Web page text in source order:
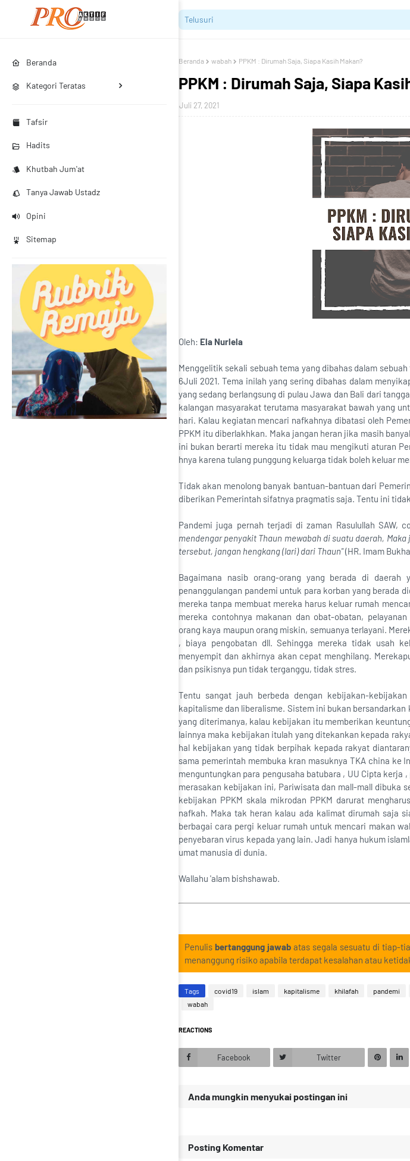
Beranda
Kategori Teratas
Tafsir
Hadits
Khutbah Jum'at
Tanya Jawab Ustadz
Opini
Sitemap
Beranda wabah PPKM : Dirumah Saja, Siapa Kasih Makan?
PPKM : Dirumah Saja, Siapa
Juli 27, 2021
Oleh: Ela Nurlela
Menggelitik sekali sebuah tema yang dibahas dalam
6Juli 2021. Tema inilah yang sering dibahas dalam
yang sedang berlangsung di pulau Jawa dan Bali dari
kalangan masyarakat terutama masyarakat bawah yang
hari. Kalau kegiatan mencari nafkahnya dibatasi oleh
PPKM itu diberlakhkan. Maka jangan heran jika masih
ini bukan berarti mereka itu tidak mau mengikuti aturan
hnya karena tulang punggung keluarga tidak boleh keluar
Tidak akan menolong banyak bantuan-bantuan dari
diberikan Pemerintah sifatnya pragmatis saja. Tentu ini
Pandemi juga pernah terjadi di zaman Rasulullah SAW,
mendengar penyakit Thaun mewabah di suatu daerah,
tersebut, jangan hengkang (lari) dari Thaun"(HR. Imam
Bagaimana nasib orang-orang yang berada di
penanggulangan pandemi untuk para korban yang berada
mereka tanpa membuat mereka harus keluar rumah
mereka contohnya makanan dan obat-obatan,
orang kaya maupun orang miskin, semuanya terlayani.
, biaya pengobatan dll. Sehingga mereka tidak usah
menyempit dan akhirnya akan cepat menghilang.
dan psikisnya pun tidak terganggu, tidak stres.
Tentu sangat jauh berbeda dengan kebijakan-
kapitalisme dan liberalisme. Sistem ini bukan
yang diterimanya, kalau kebijakan itu memberikan
lainnya maka kebijakan itulah yang ditekankan kepada
hal kebijakan yang tidak berpihak kepada rakyat
sama pemerintah membuka kran masuknya TKA china ke
menguntungkan para pengusaha batubara , UU Cipta
merasakan kebijakan ini, Pariwisata dan mall-mall dibuka
kebijakan PPKM skala mikrodan PPKM darurat
nafkah. Maka tak heran kalau ada kalimat dirumah saja
berbagai cara pergi keluar rumah untuk mencari makan
penyebaran virus kepada yang lain. Jadi hanya hukum
umat manusia di dunia.
Wallahu 'alam bishshawab.
Penulis bertanggung jawab atas segala sesuatu di tiap-
menanggung risiko apabila terdapat kesalahan atau
Tags covid19 islam kapitalisme khilafah pandemi
wabah
REACTIONS
Facebook Twitter
Anda mungkin menyukai postingan ini
Posting Komentar